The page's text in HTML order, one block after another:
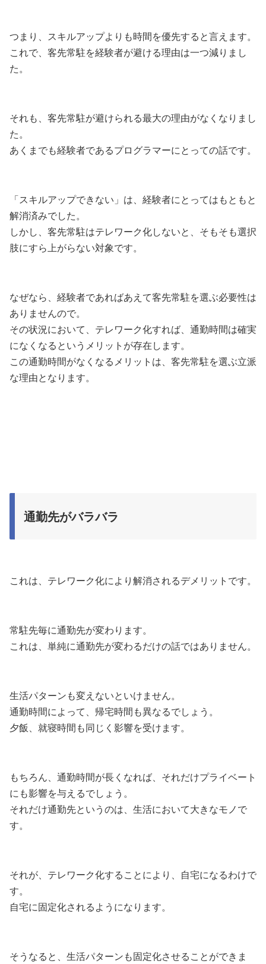
つまり、スキルアップよりも時間を優先すると言えます。
これで、客先常駐を経験者が避ける理由は一つ減りまし
た。
それも、客先常駐が避けられる最大の理由がなくなりまし
た。
あくまでも経験者であるプログラマーにとっての話です。
「スキルアップできない」は、経験者にとってはもともと
解消済みでした。
しかし、客先常駐はテレワーク化しないと、そもそも選択
肢にすら上がらない対象です。
なぜなら、経験者であればあえて客先常駐を選ぶ必要性は
ありませんので。
その状況において、テレワーク化すれば、通勤時間は確実
になくなるというメリットが存在します。
この通勤時間がなくなるメリットは、客先常駐を選ぶ立派
な理由となります。
通勤先がバラバラ
これは、テレワーク化により解消されるデメリットです。
常駐先毎に通勤先が変わります。
これは、単純に通勤先が変わるだけの話ではありません。
生活パターンも変えないといけません。
通勤時間によって、帰宅時間も異なるでしょう。
夕飯、就寝時間も同じく影響を受けます。
もちろん、通勤時間が長くなれば、それだけプライベート
にも影響を与えるでしょう。
それだけ通勤先というのは、生活において大きなモノで
す。
それが、テレワーク化することにより、自宅になるわけで
す。
自宅に固定化されるようになります。
そうなると、生活パターンも固定化させることができま